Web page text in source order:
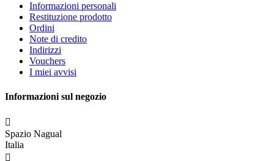
Informazioni personali
Restituzione prodotto
Ordini
Note di credito
Indirizzi
Vouchers
I miei avvisi
Informazioni sul negozio

Spazio Nagual
Italia
